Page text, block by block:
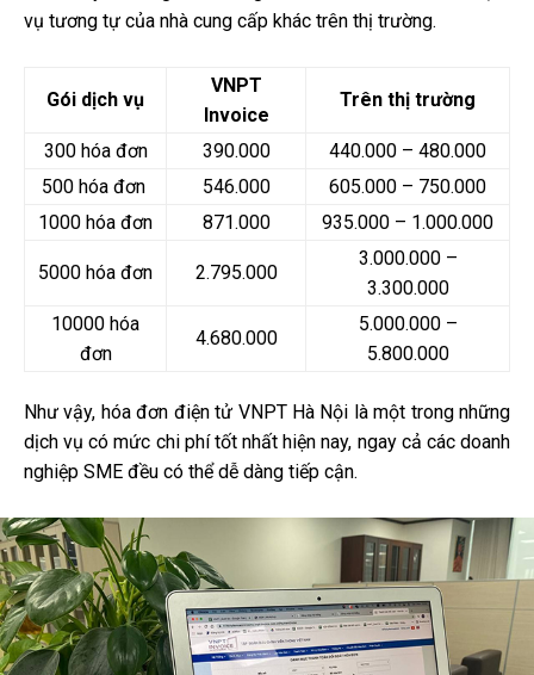
vụ tương tự của nhà cung cấp khác trên thị trường.
Gói dịch vụ
VNPT
Invoice
Trên thị trường
300 hóa đơn 390.000
440.000 – 480.000
500 hóa đơn
546.000
605.000 – 750.000
1000 hóa đơn
871.000 935.000 – 1.000.000
5000 hóa đơn 2.795.000
3.000.000 –
3.300.000
10000 hóa
đơn
4.680.000
5.000.000 –
5.800.000
Như vậy, hóa đơn điện tử VNPT Hà Nội là một trong những
dịch vụ có mức chi phí tốt nhất hiện nay, ngay cả các doanh
nghiệp SME đều có thể dễ dàng tiếp cận.